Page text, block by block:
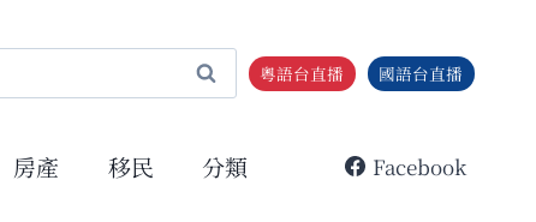
粵語台直播 國語台直播
房產 移民 分類 Facebook